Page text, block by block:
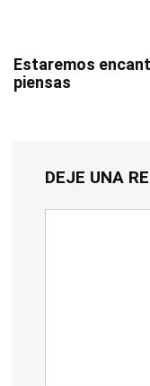
Estaremos
piensas
DEJE UNA